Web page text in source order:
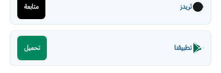
ثريدز متابعة
تطبيقنا تحميل